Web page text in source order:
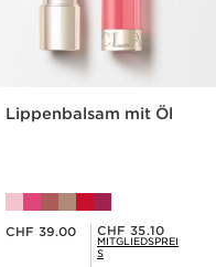
Lippenbalsam mit Öl
CHF 39.00 Mitgliederpreis CHF 35.10
CHF 35.10
MITGLIEDSPREI
S